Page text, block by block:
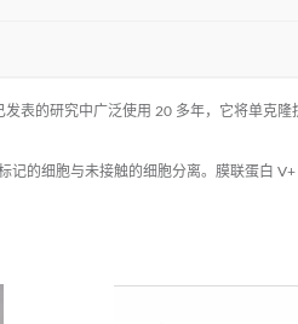
表的研究中广泛使用 20 多年，它将单克隆
记的细胞与未接触的细胞分离。膜联蛋白